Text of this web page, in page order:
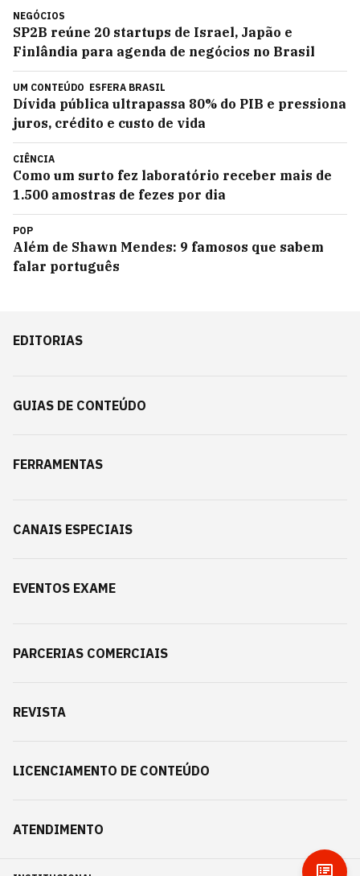
NEGÓCIOS
SP2B reúne 20 startups de Israel, Japão e
Finlândia para agenda de negócios no Brasil
UM CONTEÚDO ESFERA BRASIL
Dívida pública ultrapassa 80% do PIB e pressiona
juros, crédito e custo de vida
CIÊNCIA
Como um surto fez laboratório receber mais de
1.500 amostras de fezes por dia
POP
Além de Shawn Mendes: 9 famosos que sabem
falar português
EDITORIAS
GUIAS DE CONTEÚDO
FERRAMENTAS
CANAIS ESPECIAIS
EVENTOS EXAME
PARCERIAS COMERCIAIS
REVISTA
LICENCIAMENTO DE CONTEÚDO
ATENDIMENTO